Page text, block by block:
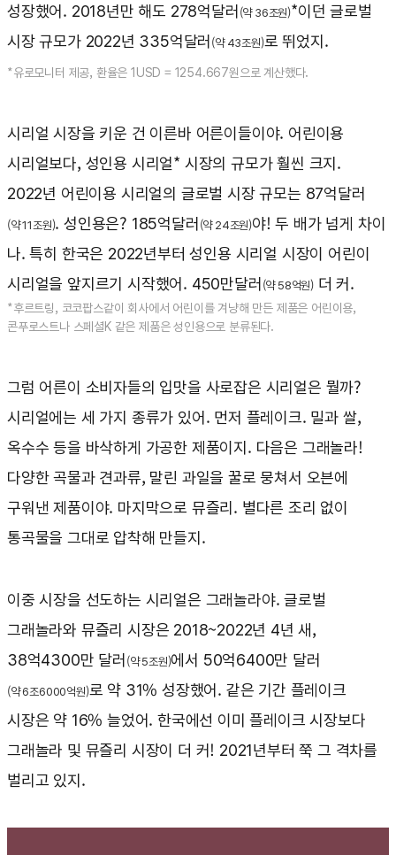
성장했어. 2018년만 해도 278억달러 (약 36조원)*이던 글로벌
시장 규모가 2022년 335억달러 (약 43조원)로 뛰었지.
*유로모니터 제공, 환율은 1USD = 1254.667원으로 계산했다.
시리얼 시장을 키운 건 이른바 어른이들이야. 어린이용
시리얼보다, 성인용 시리얼* 시장의 규모가 훨씬 크지.
2022년 어린이용 시리얼의 글로벌 시장 규모는 87억달러
(약 11조원). 성인용은? 185억달러 (약 24조원)야! 두 배가 넘게 차이
나. 특히 한국은 2022년부터 성인용 시리얼 시장이 어린이
시리얼을 앞지르기 시작했어. 450만달러 (약 58억원) 더 커.
*후르트링, 코코팝스같이 회사에서 어린이를 겨냥해 만든 제품은 어린이용,
콘푸로스트나 스페셜K 같은 제품은 성인용으로 분류된다.
그럼 어른이 소비자들의 입맛을 사로잡은 시리얼은 뭘까?
시리얼에는 세 가지 종류가 있어. 먼저 플레이크. 밀과 쌀,
옥수수 등을 바삭하게 가공한 제품이지. 다음은 그래놀라!
다양한 곡물과 견과류, 말린 과일을 꿀로 뭉쳐서 오븐에
구워낸 제품이야. 마지막으로 뮤즐리. 별다른 조리 없이
통곡물을 그대로 압착해 만들지.
이중 시장을 선도하는 시리얼은 그래놀라야. 글로벌
그래놀라와 뮤즐리 시장은 2018~2022년 4년 새,
38억4300만 달러 (약 5조원)에서 50억6400만 달러
(약 6조6000억원)로 약 31% 성장했어. 같은 기간 플레이크
시장은 약 16% 늘었어. 한국에선 이미 플레이크 시장보다
그래놀라 및 뮤즐리 시장이 더 커! 2021년부터 쭉 그 격차를
벌리고 있지.